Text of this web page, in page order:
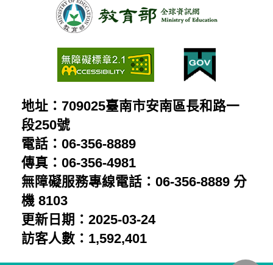
地址：709025臺南市安南區長和路一
段250號
電話：06-356-8889
傳真：06-356-4981
無障礙服務專線電話：06-356-8889 分
機 8103
更新日期：2025-03-24
訪客人數：1,592,401